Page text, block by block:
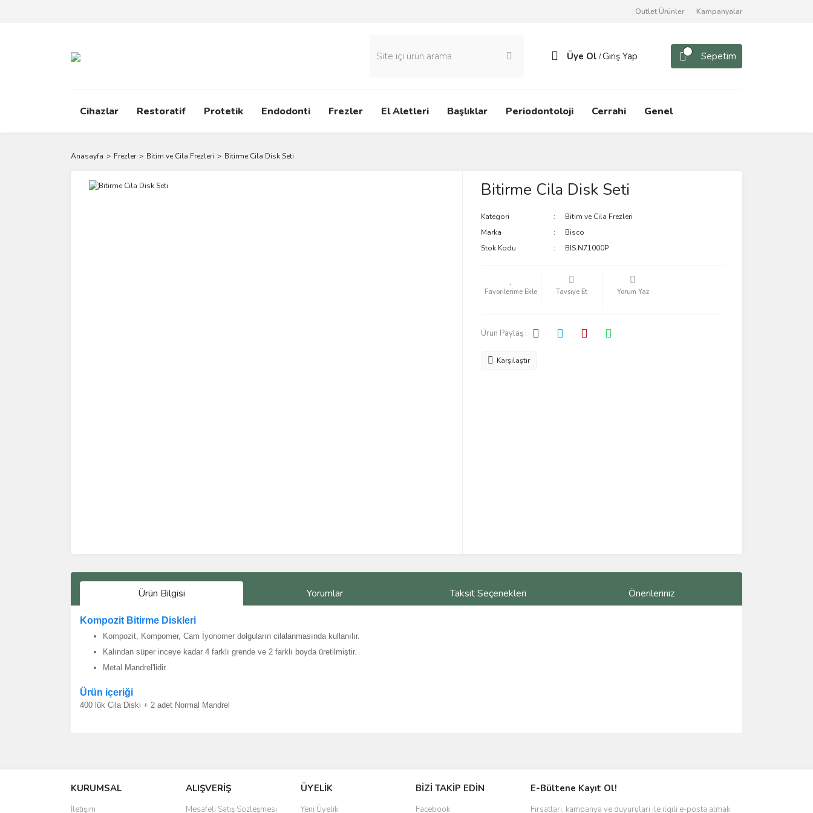
Outlet Ürünler Kampanyalar
Üye Ol /Giriş Yap Sepetim
Cihazlar Restoratif Protetik Endodonti Frezler El Aletleri Başlıklar Periodontoloji Cerrahi Genel
Anasayfa Frezler Bitim ve Cila Frezleri Bitirme Cila Disk Seti
Bitirme Cila Disk Seti
Kategori
Bitim ve Cila Frezleri
Marka
Bisco
Stok Kodu
BIS.N71000P
Tavsiye Et Yorum Yaz
Ürün Paylaş :
Karşılaştır
Ürün Bilgisi Yorumlar Taksit Seçenekleri Önerileriniz
Kompozit Bitirme Diskleri
Kompozit, Kompomer, Cam İyonomer dolguların cilalanmasında kullanılır.
Kalından süper inceye kadar 4 farklı grende ve 2 farklı boyda üretilmiştir.
Metal Mandrel'lidir.
Ürün içeriği
400 lük Cila Diski + 2 adet Normal Mandrel
Ürün resmi kalitesiz, bozuk veya görüntülenemiyor.
Ürün açıklamasında eksik bilgiler bulunuyor.
KURUMSAL
İletişim
ALIŞVERİŞ
Mesafeli Satış Sözleşmesi
ÜYELİK
Yeni Üyelik
BİZİ TAKİP EDİN
Facebook
E-Bültene Kayıt Ol!
Fırsatları, kampanya ve duyuruları ile ilgili e-posta almak